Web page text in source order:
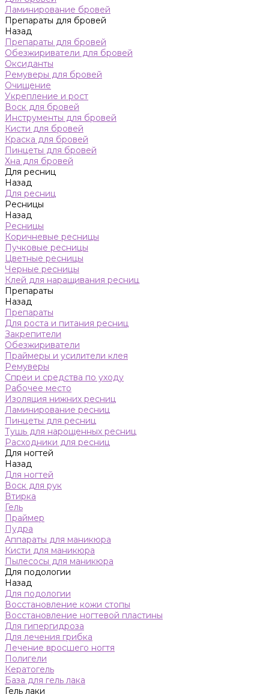
Ламинирование бровей
Препараты для бровей
Назад
Препараты для бровей
Обезжириватели для бровей
Оксиданты
Ремуверы для бровей
Очищение
Укрепление и рост
Воск для бровей
Инструменты для бровей
Кисти для бровей
Краска для бровей
Пинцеты для бровей
Хна для бровей
Для ресниц
Назад
Для ресниц
Ресницы
Назад
Ресницы
Коричневые ресницы
Пучковые ресницы
Цветные ресницы
Черные ресницы
Клей для наращивания ресниц
Препараты
Назад
Препараты
Для роста и питания ресниц
Закрепители
Обезжириватели
Праймеры и усилители клея
Ремуверы
Спреи и средства по уходу
Рабочее место
Изоляция нижних ресниц
Ламинирование ресниц
Пинцеты для ресниц
Тушь для нарощенных ресниц
Расходники для ресниц
Для ногтей
Назад
Для ногтей
Воск для рук
Втирка
Гель
Праймер
Пудра
Аппараты для маникюра
Кисти для маникюра
Пылесосы для маникюра
Для подологии
Назад
Для подологии
Восстановление кожи стопы
Восстановление ногтевой пластины
Для гипергидроза
Для лечения грибка
Лечение вросшего ногтя
Полигели
Кератогель
База для гель лака
Гель лаки